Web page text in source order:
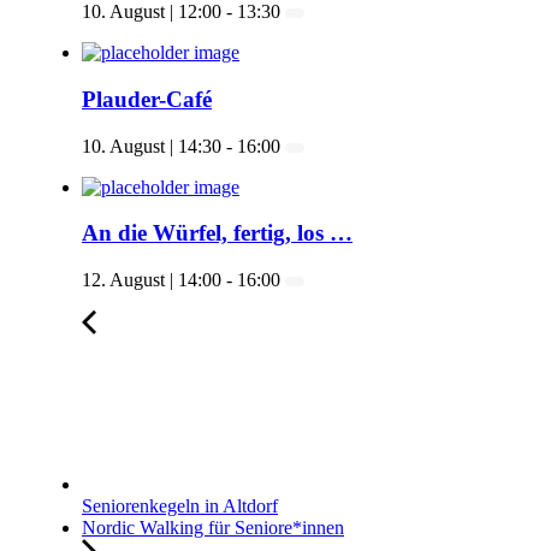
10. August | 12:00 - 13:30
Plauder-Café
10. August | 14:30 - 16:00
An die Würfel, fertig, los …
12. August | 14:00 - 16:00
Seniorenkegeln in Altdorf
Nordic Walking für Seniore*innen